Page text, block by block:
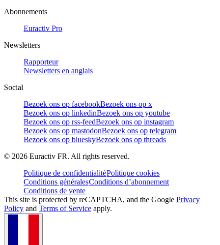
Abonnements
Euractiv Pro
Newsletters
Rapporteur
Newsletters en anglais
Social
Bezoek ons op facebookBezoek ons op x
Bezoek ons op linkedinBezoek ons op youtube
Bezoek ons op rss-feedBezoek ons op instagram
Bezoek ons op mastodonBezoek ons op telegram
Bezoek ons op blueskyBezoek ons op threads
© 2026 Euractiv FR. All rights reserved.
Politique de confidentialitéPolitique cookies
Conditions généralesConditions d’abonnement
Conditions de vente
This site is protected by reCAPTCHA, and the Google Privacy
Policy and Terms of Service apply.